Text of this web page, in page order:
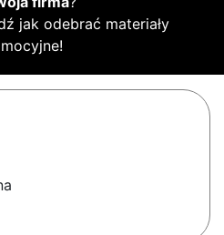
jak odebrać materiały